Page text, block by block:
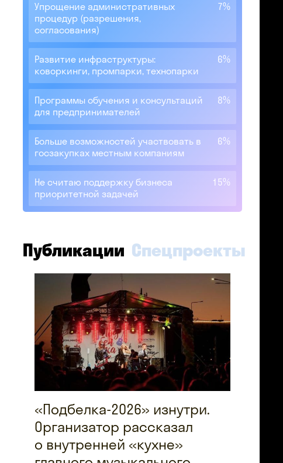
Упрощение административных
процедур (разрешения,
согласования)
7%
Развитие инфраструктуры:
коворкинги, промпарки, технопарки
6%
Программы обучения и консультаций
для предпринимателей
8%
Больше возможностей участвовать в
госзакупках местным компаниям
6%
Не считаю поддержку бизнеса
приоритетной задачей
15%
Публикации Спецпроекты
«Подбелка-2026» изнутри.
Организатор рассказал
о внутренней «кухне»